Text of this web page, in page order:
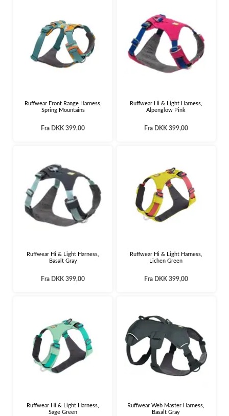
Ruffwear Front Range Harness,
Spring Mountains
Fra DKK 399,00
Ruffwear Hi & Light Harness,
Alpenglow Pink
Fra DKK 399,00
Ruffwear Hi & Light Harness,
Basalt Gray
Fra DKK 399,00
Ruffwear Hi & Light Harness,
Lichen Green
Fra DKK 399,00
Ruffwear Hi & Light Harness,
Sage Green
Ruffwear Web Master Harness,
Basalt Gray